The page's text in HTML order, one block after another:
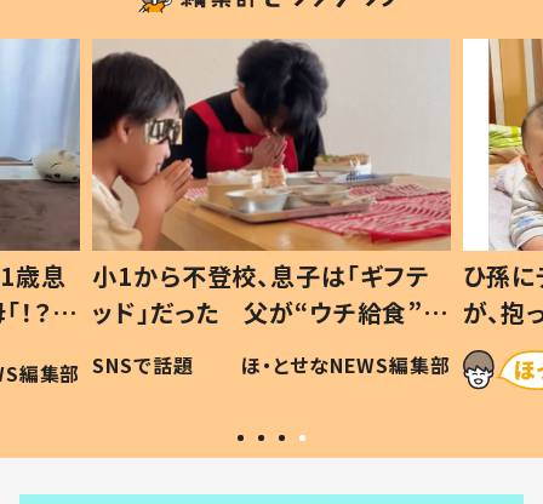
歳息
？」
編集部
小1から不登校、息子は「ギフテ
ッド」だった 父が“ウチ給食”を
作り続ける理由とは #令和の親
#令和の子
SNSで話題 ほ・とせなNEWS編集部
ひ孫
が、
「涙が
い」